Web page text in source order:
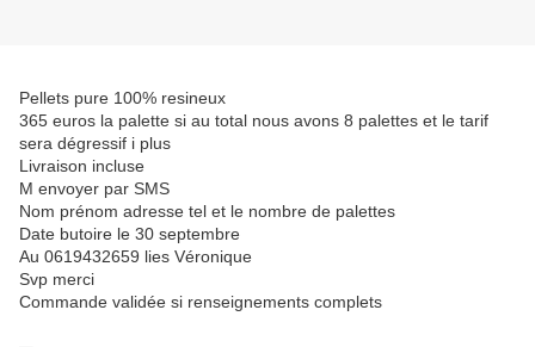
Pellets pure 100% resineux
365 euros la palette si au total nous avons 8 palettes et le tarif
sera dégressif i plus
Livraison incluse
M envoyer par SMS
Nom prénom adresse tel et le nombre de palettes
Date butoire le 30 septembre
Au 0619432659 lies Véronique
Svp merci
Commande validée si renseignements complets